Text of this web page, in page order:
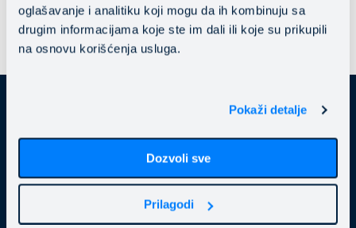
oglašavanje i analitiku koji mogu da ih kombinuju sa
drugim informacijama koje ste im dali ili koje su prikupili
na osnovu korišćenja usluga.
Pokaži detalje
Dozvoli sve
Prilagodi
Prijavite sena newsletter
Ukoliko želite da dobijate relevantne